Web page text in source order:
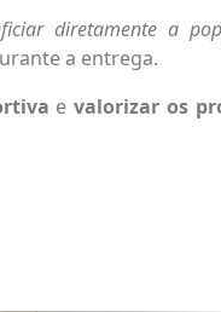
diretamente a
a entrega.
e valorizar os